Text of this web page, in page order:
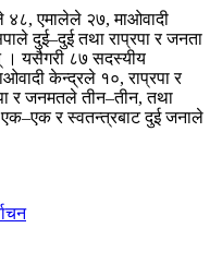
एमालेले २७, माओवादी
दुई–दुई तथा राप्रपा र जनता
। यसैगरी ८७ सदस्यीय
केन्द्रले १०, राप्रपा र
र जनमतले तीन–तीन, तथा
र स्वतन्त्रबाट दुई जनाले